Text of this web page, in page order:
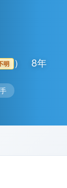
明 ） 8年